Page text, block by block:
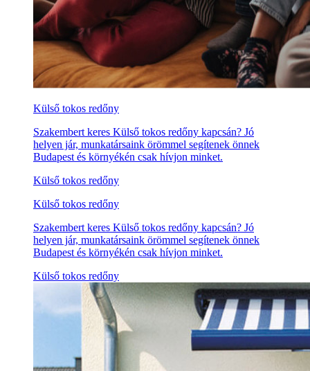
Külső tokos redőny
Szakembert keres Külső tokos redőny kapcsán? Jó
helyen jár, munkatársaink örömmel segítenek önnek
Budapest és környékén csak hívjon minket.
Külső tokos redőny
Külső tokos redőny
Szakembert keres Külső tokos redőny kapcsán? Jó
helyen jár, munkatársaink örömmel segítenek önnek
Budapest és környékén csak hívjon minket.
Külső tokos redőny